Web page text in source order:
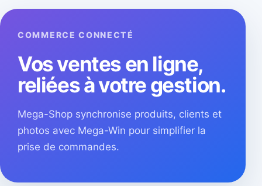
COMMERCE CONNECTÉ
Vos ventes en ligne,
reliées à votre gestion.
Mega-Shop synchronise produits, clients et
photos avec Mega-Win pour simplifier la
prise de commandes.